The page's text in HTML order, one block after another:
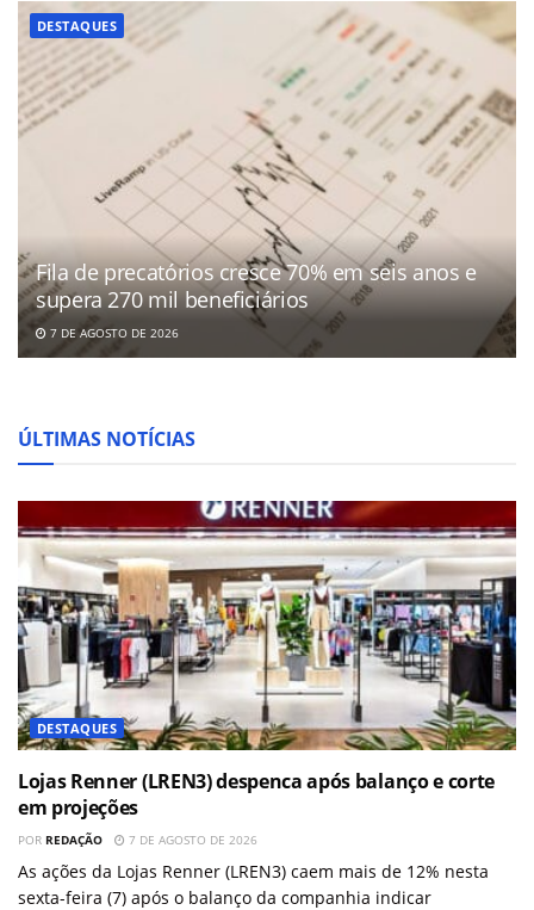
DESTAQUES
Fila de precatórios cresce 70% em seis anos e
supera 270 mil beneficiários
7 DE AGOSTO DE 2026
ÚLTIMAS NOTÍCIAS
DESTAQUES
Lojas Renner (LREN3) despenca após balanço e corte
em projeções
POR REDAÇÃO 7 DE AGOSTO DE 2026
As ações da Lojas Renner (LREN3) caem mais de 12% nesta
sexta-feira (7) após o balanço da companhia indicar